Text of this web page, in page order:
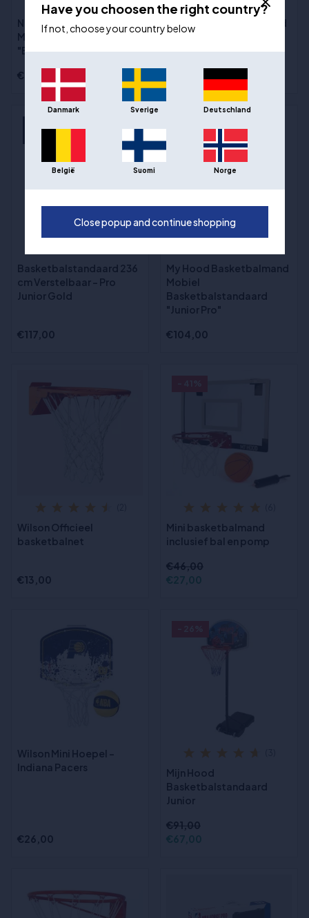
Nordic Basketball
Mobiele basketbalpaal
"Bronze"
€199,00
Goalrilla FT72 In-Ground
Basketbalstandaard
Basketbalstandaard 236
cm Verstelbaar – Pro
Junior Gold
€117,00
My Hood Basketbalmand
Mobiel
Basketbalstandaard
"Junior Pro"
€104,00
Wilson Officieel
basketbalnet
€13,00
Mini basketbalmand
inclusief bal en pomp
€46,00
€27,00
Wilson Mini Hoepel -
Indiana Pacers
€26,00
Mijn Hood
Basketbalstandaard
Junior
€91,00
€67,00
Have you choosen the right country?
If not, choose your country below
Danmark Sverige Deutschland
België Suomi Norge
Close popup and continue shopping